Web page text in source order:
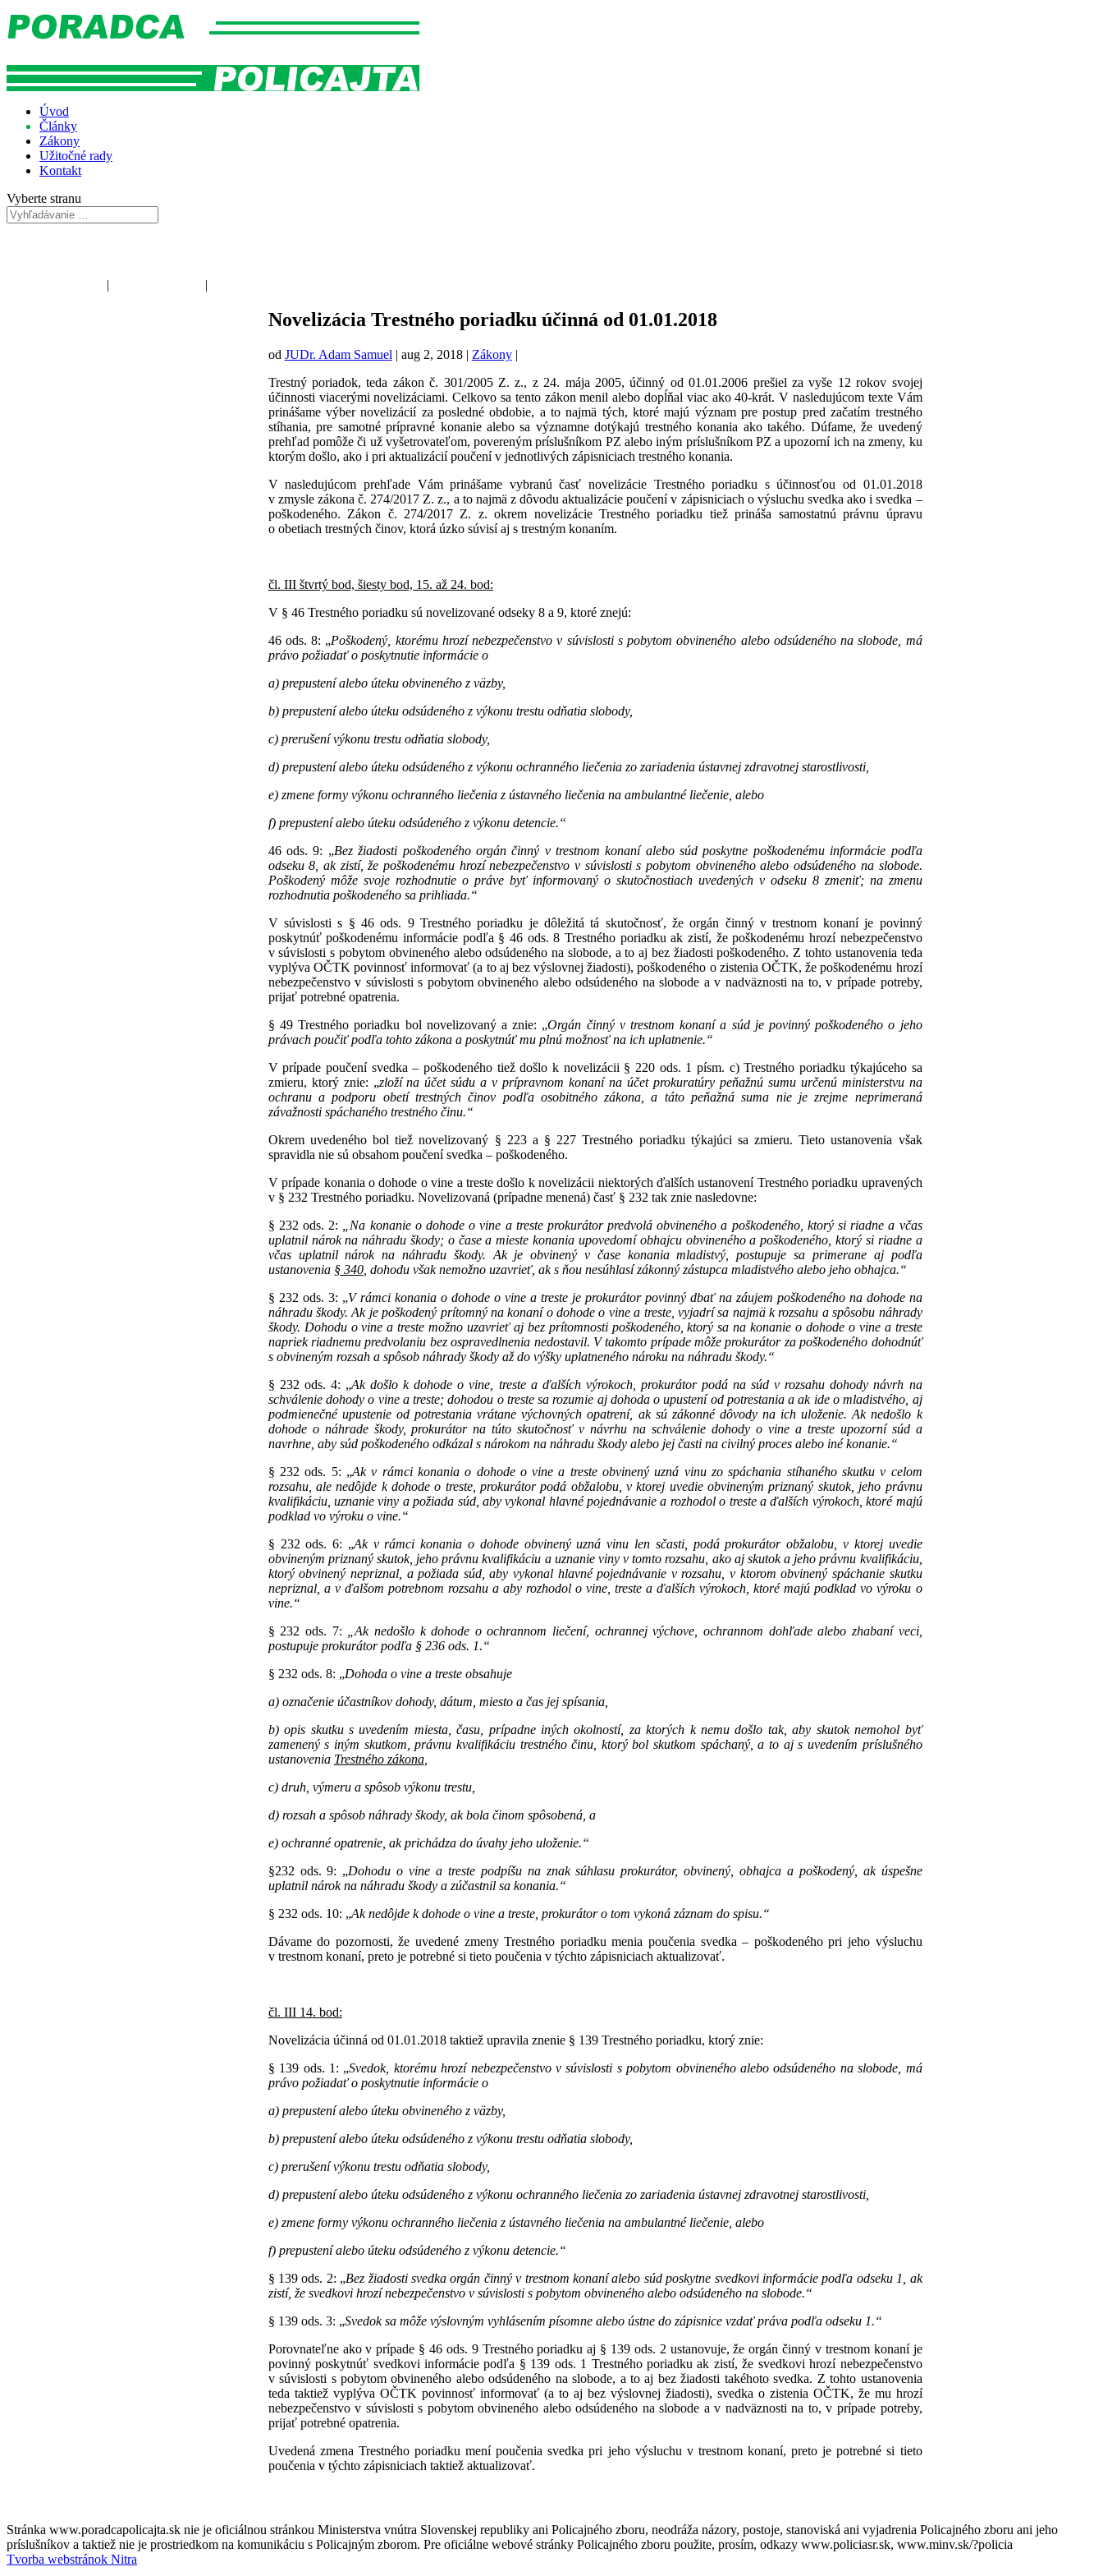
Úvod
Články
Zákony
Užitočné rady
Kontakt
Vyberte stranu
| |
Novelizácia Trestného poriadku účinná od 01.01.2018
od JUDr. Adam Samuel | aug 2, 2018| Zákony|
Trestný poriadok, teda zákon č. 301/2005 Z. z., z 24. mája 2005, účinný od 01.01.2006 prešiel za vyše 12 rokov svojej
účinnosti viacerými novelizáciami. Celkovo sa tento zákon menil alebo dopĺňal viac ako 40-krát. V nasledujúcom texte Vám
prinášame výber novelizácií za posledné obdobie, a to najmä tých, ktoré majú význam pre postup pred začatím trestného
stíhania, pre samotné prípravné konanie alebo sa významne dotýkajú trestného konania ako takého. Dúfame, že uvedený
prehľad pomôže či už vyšetrovateľom, povereným príslušníkom PZ alebo iným príslušníkom PZ a upozorní ich na zmeny, ku
ktorým došlo, ako i pri aktualizácií poučení v jednotlivých zápisniciach trestného konania.
V nasledujúcom prehľade Vám prinášame vybranú časť novelizácie Trestného poriadku s účinnosťou od 01.01.2018
v zmysle zákona č. 274/2017 Z. z., a to najmä z dôvodu aktualizácie poučení v zápisniciach o výsluchu svedka ako i svedka –
poškodeného. Zákon č. 274/2017 Z. z. okrem novelizácie Trestného poriadku tiež prináša samostatnú právnu úpravu
o obetiach trestných činov, ktorá úzko súvisí aj s trestným konaním.
čl. III štvrtý bod, šiesty bod, 15. až 24. bod:
V § 46 Trestného poriadku sú novelizované odseky 8 a 9, ktoré znejú:
46 ods. 8: „Poškodený, ktorému hrozí nebezpečenstvo v súvislosti s pobytom obvineného alebo odsúdeného na slobode, má
právo požiadať o poskytnutie informácie o
a) prepustení alebo úteku obvineného z väzby,
b) prepustení alebo úteku odsúdeného z výkonu trestu odňatia slobody,
c) prerušení výkonu trestu odňatia slobody,
d) prepustení alebo úteku odsúdeného z výkonu ochranného liečenia zo zariadenia ústavnej zdravotnej starostlivosti,
e) zmene formy výkonu ochranného liečenia z ústavného liečenia na ambulantné liečenie, alebo
f) prepustení alebo úteku odsúdeného z výkonu detencie.“
46 ods. 9: „Bez žiadosti poškodeného orgán činný v trestnom konaní alebo súd poskytne poškodenému informácie podľa
odseku 8, ak zistí, že poškodenému hrozí nebezpečenstvo v súvislosti s pobytom obvineného alebo odsúdeného na slobode.
Poškodený môže svoje rozhodnutie o práve byť informovaný o skutočnostiach uvedených v odseku 8 zmeniť; na zmenu
rozhodnutia poškodeného sa prihliada.“
V súvislosti s § 46 ods. 9 Trestného poriadku je dôležitá tá skutočnosť, že orgán činný v trestnom konaní je povinný
poskytnúť poškodenému informácie podľa § 46 ods. 8 Trestného poriadku ak zistí, že poškodenému hrozí nebezpečenstvo
v súvislosti s pobytom obvineného alebo odsúdeného na slobode, a to aj bez žiadosti poškodeného. Z tohto ustanovenia teda
vyplýva OČTK povinnosť informovať (a to aj bez výslovnej žiadosti), poškodeného o zistenia OČTK, že poškodenému hrozí
nebezpečenstvo v súvislosti s pobytom obvineného alebo odsúdeného na slobode a v nadväznosti na to, v prípade potreby,
prijať potrebné opatrenia.
§ 49 Trestného poriadku bol novelizovaný a znie: „Orgán činný v trestnom konaní a súd je povinný poškodeného o jeho
právach poučiť podľa tohto zákona a poskytnúť mu plnú možnosť na ich uplatnenie.“
V prípade poučení svedka – poškodeného tiež došlo k novelizácii § 220 ods. 1 písm. c) Trestného poriadku týkajúceho sa
zmieru, ktorý znie: „zloží na účet súdu a v prípravnom konaní na účet prokuratúry peňažnú sumu určenú ministerstvu na
ochranu a podporu obetí trestných činov podľa osobitného zákona, a táto peňažná suma nie je zrejme neprimeraná
závažnosti spáchaného trestného činu.“
Okrem uvedeného bol tiež novelizovaný § 223 a § 227 Trestného poriadku týkajúci sa zmieru. Tieto ustanovenia však
spravidla nie sú obsahom poučení svedka – poškodeného.
V prípade konania o dohode o vine a treste došlo k novelizácii niektorých ďalších ustanovení Trestného poriadku upravených
v § 232 Trestného poriadku. Novelizovaná (prípadne menená) časť § 232 tak znie nasledovne:
§ 232 ods. 2: „Na konanie o dohode o vine a treste prokurátor predvolá obvineného a poškodeného, ktorý si riadne a včas
uplatnil nárok na náhradu škody; o čase a mieste konania upovedomí obhajcu obvineného a poškodeného, ktorý si riadne a
včas uplatnil nárok na náhradu škody. Ak je obvinený v čase konania mladistvý, postupuje sa primerane aj podľa
ustanovenia § 340, dohodu však nemožno uzavrieť, ak s ňou nesúhlasí zákonný zástupca mladistvého alebo jeho obhajca.“
§ 232 ods. 3: „V rámci konania o dohode o vine a treste je prokurátor povinný dbať na záujem poškodeného na dohode na
náhradu škody. Ak je poškodený prítomný na konaní o dohode o vine a treste, vyjadrí sa najmä k rozsahu a spôsobu náhrady
škody. Dohodu o vine a treste možno uzavrieť aj bez prítomnosti poškodeného, ktorý sa na konanie o dohode o vine a treste
napriek riadnemu predvolaniu bez ospravedlnenia nedostavil. V takomto prípade môže prokurátor za poškodeného dohodnúť
s obvineným rozsah a spôsob náhrady škody až do výšky uplatneného nároku na náhradu škody.“
§ 232 ods. 4: „Ak došlo k dohode o vine, treste a ďalších výrokoch, prokurátor podá na súd v rozsahu dohody návrh na
schválenie dohody o vine a treste; dohodou o treste sa rozumie aj dohoda o upustení od potrestania a ak ide o mladistvého, aj
podmienečné upustenie od potrestania vrátane výchovných opatrení, ak sú zákonné dôvody na ich uloženie. Ak nedošlo k
dohode o náhrade škody, prokurátor na túto skutočnosť v návrhu na schválenie dohody o vine a treste upozorní súd a
navrhne, aby súd poškodeného odkázal s nárokom na náhradu škody alebo jej časti na civilný proces alebo iné konanie.“
§ 232 ods. 5: „Ak v rámci konania o dohode o vine a treste obvinený uzná vinu zo spáchania stíhaného skutku v celom
rozsahu, ale nedôjde k dohode o treste, prokurátor podá obžalobu, v ktorej uvedie obvineným priznaný skutok, jeho právnu
kvalifikáciu, uznanie viny a požiada súd, aby vykonal hlavné pojednávanie a rozhodol o treste a ďalších výrokoch, ktoré majú
podklad vo výroku o vine.“
§ 232 ods. 6: „Ak v rámci konania o dohode obvinený uzná vinu len sčasti, podá prokurátor obžalobu, v ktorej uvedie
obvineným priznaný skutok, jeho právnu kvalifikáciu a uznanie viny v tomto rozsahu, ako aj skutok a jeho právnu kvalifikáciu,
ktorý obvinený nepriznal, a požiada súd, aby vykonal hlavné pojednávanie v rozsahu, v ktorom obvinený spáchanie skutku
nepriznal, a v ďalšom potrebnom rozsahu a aby rozhodol o vine, treste a ďalších výrokoch, ktoré majú podklad vo výroku o
vine.“
§ 232 ods. 7: „Ak nedošlo k dohode o ochrannom liečení, ochrannej výchove, ochrannom dohľade alebo zhabaní veci,
postupuje prokurátor podľa § 236 ods. 1.“
§ 232 ods. 8: „Dohoda o vine a treste obsahuje
a) označenie účastníkov dohody, dátum, miesto a čas jej spísania,
b) opis skutku s uvedením miesta, času, prípadne iných okolností, za ktorých k nemu došlo tak, aby skutok nemohol byť
zamenený s iným skutkom, právnu kvalifikáciu trestného činu, ktorý bol skutkom spáchaný, a to aj s uvedením príslušného
ustanovenia Trestného zákona,
c) druh, výmeru a spôsob výkonu trestu,
d) rozsah a spôsob náhrady škody, ak bola činom spôsobená, a
e) ochranné opatrenie, ak prichádza do úvahy jeho uloženie.“
§232 ods. 9: „Dohodu o vine a treste podpíšu na znak súhlasu prokurátor, obvinený, obhajca a poškodený, ak úspešne
uplatnil nárok na náhradu škody a zúčastnil sa konania.“
§ 232 ods. 10: „Ak nedôjde k dohode o vine a treste, prokurátor o tom vykoná záznam do spisu.“
Dávame do pozornosti, že uvedené zmeny Trestného poriadku menia poučenia svedka – poškodeného pri jeho výsluchu
v trestnom konaní, preto je potrebné si tieto poučenia v týchto zápisniciach aktualizovať.
čl. III 14. bod:
Novelizácia účinná od 01.01.2018 taktiež upravila znenie § 139 Trestného poriadku, ktorý znie:
§ 139 ods. 1: „Svedok, ktorému hrozí nebezpečenstvo v súvislosti s pobytom obvineného alebo odsúdeného na slobode, má
právo požiadať o poskytnutie informácie o
a) prepustení alebo úteku obvineného z väzby,
b) prepustení alebo úteku odsúdeného z výkonu trestu odňatia slobody,
c) prerušení výkonu trestu odňatia slobody,
d) prepustení alebo úteku odsúdeného z výkonu ochranného liečenia zo zariadenia ústavnej zdravotnej starostlivosti,
e) zmene formy výkonu ochranného liečenia z ústavného liečenia na ambulantné liečenie, alebo
f) prepustení alebo úteku odsúdeného z výkonu detencie.“
§ 139 ods. 2: „Bez žiadosti svedka orgán činný v trestnom konaní alebo súd poskytne svedkovi informácie podľa odseku 1, ak
zistí, že svedkovi hrozí nebezpečenstvo v súvislosti s pobytom obvineného alebo odsúdeného na slobode.“
§ 139 ods. 3: „Svedok sa môže výslovným vyhlásením písomne alebo ústne do zápisnice vzdať práva podľa odseku 1.“
Porovnateľne ako v prípade § 46 ods. 9 Trestného poriadku aj § 139 ods. 2 ustanovuje, že orgán činný v trestnom konaní je
povinný poskytnúť svedkovi informácie podľa § 139 ods. 1 Trestného poriadku ak zistí, že svedkovi hrozí nebezpečenstvo
v súvislosti s pobytom obvineného alebo odsúdeného na slobode, a to aj bez žiadosti takéhoto svedka. Z tohto ustanovenia
teda taktiež vyplýva OČTK povinnosť informovať (a to aj bez výslovnej žiadosti), svedka o zistenia OČTK, že mu hrozí
nebezpečenstvo v súvislosti s pobytom obvineného alebo odsúdeného na slobode a v nadväznosti na to, v prípade potreby,
prijať potrebné opatrenia.
Uvedená zmena Trestného poriadku mení poučenia svedka pri jeho výsluchu v trestnom konaní, preto je potrebné si tieto
poučenia v týchto zápisniciach taktiež aktualizovať.
Stránka www.poradcapolicajta.sk nie je oficiálnou stránkou Ministerstva vnútra Slovenskej republiky ani Policajného zboru, neodráža názory, postoje, stanoviská ani vyjadrenia Policajného zboru ani jeho
príslušníkov a taktiež nie je prostriedkom na komunikáciu s Policajným zborom. Pre oficiálne webové stránky Policajného zboru použite, prosím, odkazy www.policiasr.sk, www.minv.sk/?policia
Tvorba webstránok Nitra